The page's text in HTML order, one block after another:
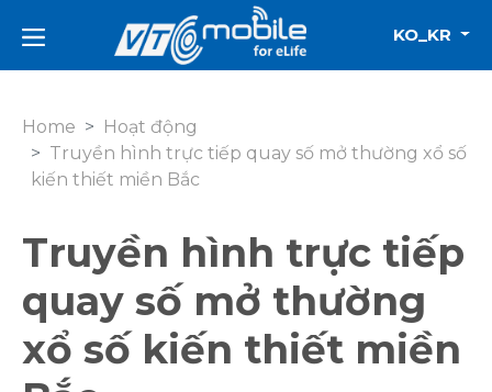
KO_KR
Home
Hoạt động
Truyền hình trực tiếp quay số mở thường xổ số
kiến thiết miền Bắc
Truyền hình trực tiếp
quay số mở thường
xổ số kiến thiết miền